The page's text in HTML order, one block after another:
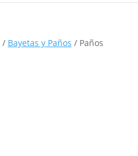
/ Bayetas y Paños / Paños